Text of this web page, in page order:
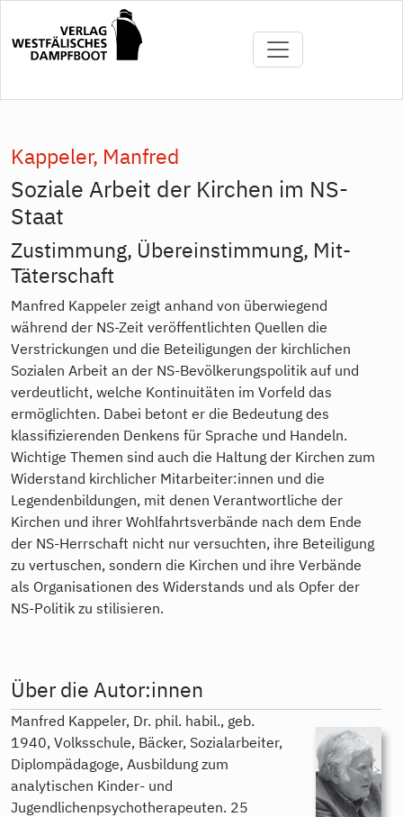
Inhalt
Kappeler, Manfred
Soziale Arbeit der Kirchen im NS-
Staat
Zustimmung, Übereinstimmung, Mit-
Täterschaft
Manfred Kappeler zeigt anhand von überwiegend
während der NS-Zeit veröffentlichten Quellen die
Verstrickungen und die Beteiligungen der kirchlichen
Sozialen Arbeit an der NS-Bevölkerungspolitik auf und
verdeutlicht, welche Kontinuitäten im Vorfeld das
ermöglichten. Dabei betont er die Bedeutung des
klassifizierenden Denkens für Sprache und Handeln.
Wichtige Themen sind auch die Haltung der Kirchen zum
Widerstand kirchlicher Mitarbeiter:innen und die
Legendenbildungen, mit denen Verantwortliche der
Kirchen und ihrer Wohlfahrtsverbände nach dem Ende
der NS-Herrschaft nicht nur versuchten, ihre Beteiligung
zu vertuschen, sondern die Kirchen und ihre Verbände
als Organisa­tionen des Widerstands und als Opfer der
NS-Politik zu stilisieren.
Über die Autor:innen
Manfred Kappeler, Dr. phil. habil., geb.
1940, Volksschule, Bäcker, Sozialarbeiter,
Diplompädagoge, Ausbildung zum
analytischen Kinder- und
Jugendlichenpsychotherapeuten. 25